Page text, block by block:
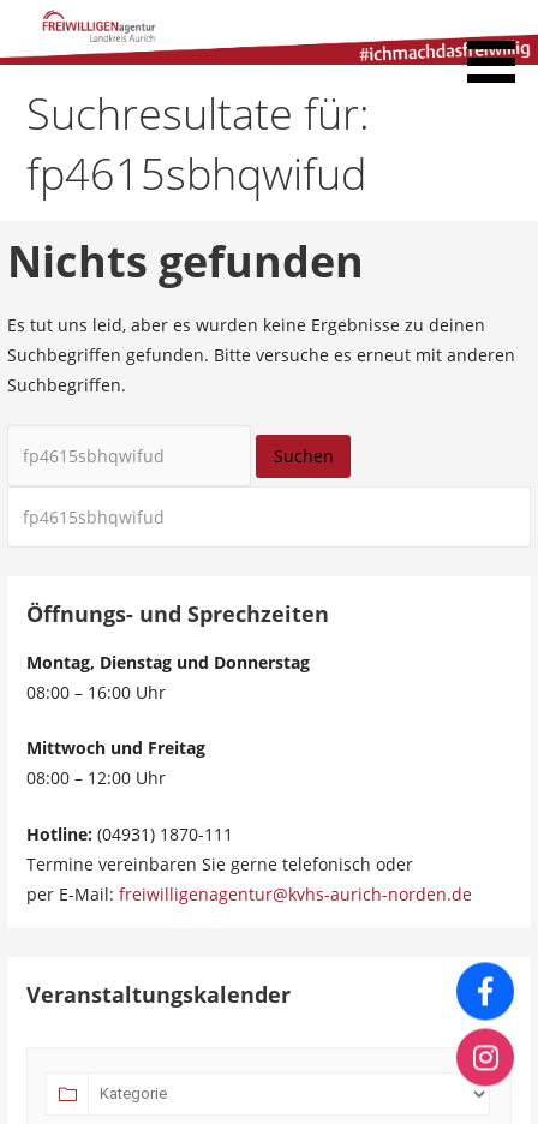
Freiwilligenagentur
Landkreis Aurich
Suchresultate für:
fp4615sbhqwifud
Nichts gefunden
Es tut uns leid, aber es wurden keine Ergebnisse zu deinen
Suchbegriffen gefunden. Bitte versuche es erneut mit anderen
Suchbegriffen.
nach:
nach:
Öffnungs- und Sprechzeiten
Montag, Dienstag und Donnerstag
08:00 – 16:00 Uhr
Mittwoch und Freitag
08:00 – 12:00 Uhr
Hotline: (04931) 1870-111
Termine vereinbaren Sie gerne telefonisch oder
per E-Mail:freiwilligenagentur@kvhs-aurich-norden.de
Veranstaltungskalender